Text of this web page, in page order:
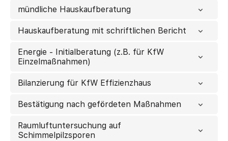
mündliche Hauskaufberatung
Hauskaufberatung mit schriftlichen Bericht
Energie - Initialberatung (z.B. für KfW
Einzelmaßnahmen)
Bilanzierung für KfW Effizienzhaus
Bestätigung nach gefördeten Maßnahmen
Raumluftuntersuchung auf
Schimmelpilzsporen